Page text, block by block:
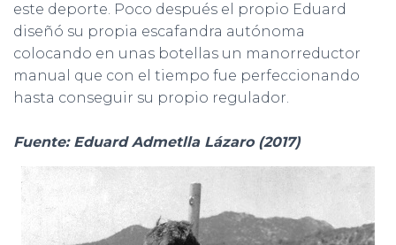
este deporte. Poco después el propio Eduard
diseñó su propia escafandra autónoma
colocando en unas botellas un manorreductor
manual que con el tiempo fue perfeccionando
hasta conseguir su propio regulador.
Fuente: Eduard Admetlla Lázaro (2017)